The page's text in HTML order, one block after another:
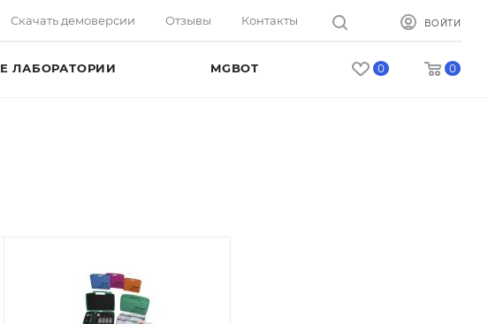
Скачать демоверсии Отзывы Контакты ВОЙТИ
0 0
ЛАБОРАТОРИИ MGBOT